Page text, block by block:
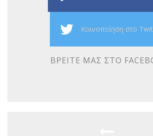
Κοινοποίηση στο
ΒΡΕΊΤΕ ΜΑΣ ΣΤΟ